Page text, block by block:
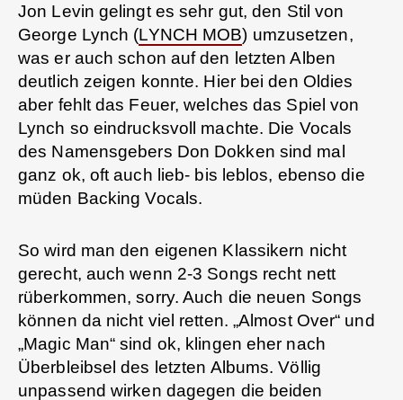
Jon Levin gelingt es sehr gut, den Stil von
George Lynch (LYNCH MOB) umzusetzen,
was er auch schon auf den letzten Alben
deutlich zeigen konnte. Hier bei den Oldies
aber fehlt das Feuer, welches das Spiel von
Lynch so eindrucksvoll machte. Die Vocals
des Namensgebers Don Dokken sind mal
ganz ok, oft auch lieb- bis leblos, ebenso die
müden Backing Vocals.
So wird man den eigenen Klassikern nicht
gerecht, auch wenn 2-3 Songs recht nett
rüberkommen, sorry. Auch die neuen Songs
können da nicht viel retten. „Almost Over“ und
„Magic Man“ sind ok, klingen eher nach
Überbleibsel des letzten Albums. Völlig
unpassend wirken dagegen die beiden